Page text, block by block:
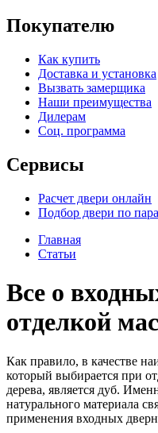
Покупателю
Как купить
Доставка и установка
Вызвать замерщика
Наши преимущества
Дилерам
Соц. программа
Сервисы
Расчет двери онлайн
Подбор двери по
Главная
Статьи
Все о
отделкой
Как правило, в качестве
который выбирается при
дерева, является дуб.
натурального материала
применения входных